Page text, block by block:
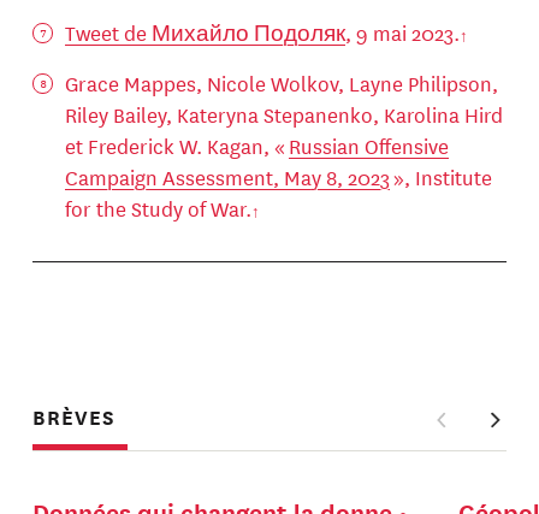
Tweet de Михайло Подоляк, 9 mai 2023.
Grace Mappes, Nicole Wolkov, Layne Philipson,
Riley Bailey, Kateryna Stepanenko, Karolina Hird
et Frederick W. Kagan, « Russian Offensive
Campaign Assessment, May 8, 2023», Institute
for the Study of War.
BRÈVES